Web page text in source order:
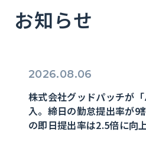
お知らせ
2026.08.06
株式会社グッドパッチが
入。締日の勤怠提出率が9
の即日提出率は2.5倍に向